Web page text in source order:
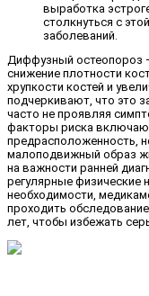
выработка
столкнуться с
заболеваний.
Диффузный остеопороз
снижение плотности
хрупкости костей и
подчеркивают, что это
часто не проявляя
факторы риска
предрасположенность,
малоподвижный образ
на важности ранней
регулярные физические
необходимости,
проходить
лет, чтобы избежать